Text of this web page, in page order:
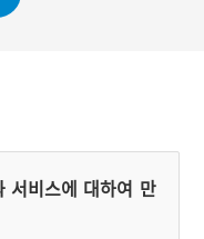
서비스에 대하여 만